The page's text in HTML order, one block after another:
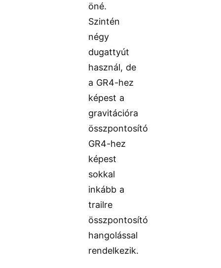
öné.
Szintén
négy
dugattyút
használ, de
a GR4-hez
képest a
gravitációra
összpontosító
GR4-hez
képest
sokkal
inkább a
trailre
összpontosító
hangolással
rendelkezik.